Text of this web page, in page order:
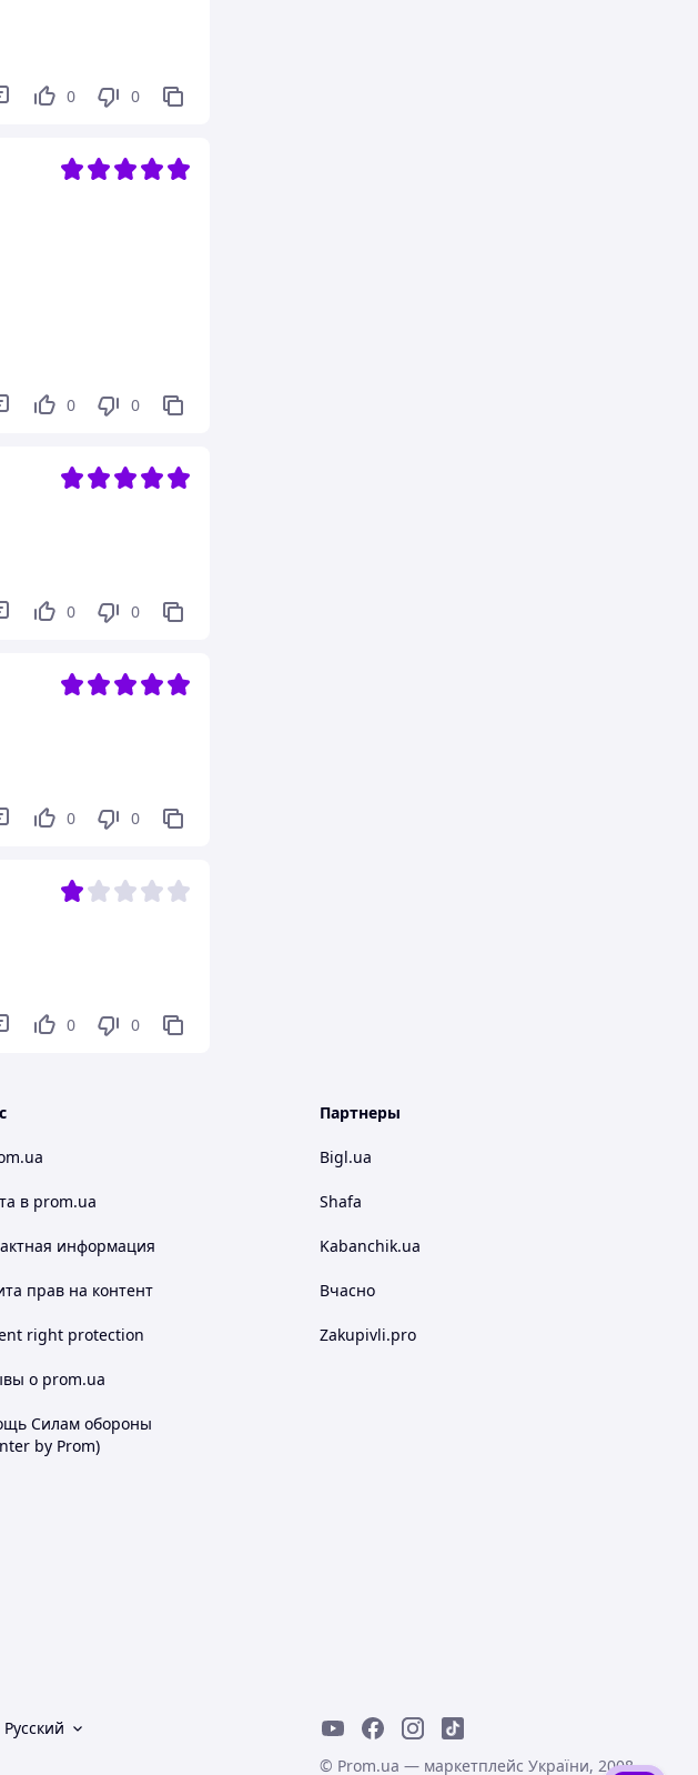
0 0
0 0
0 0
0 0
0 0
в prom.ua
информация
прав на контент
right protection
о prom.ua
Силам обороны
by Prom)
Партнеры
Bigl.ua
Shafa
Kabanchik.ua
Вчасно
Zakupivli.pro
Русский
© Prom.ua — маркетплейс України, 2008-